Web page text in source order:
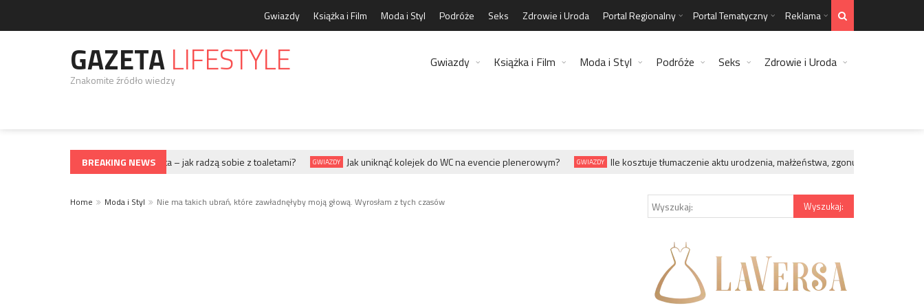
Gwiazdy Książka i Film Moda i Styl Podróże Seks Zdrowie i Uroda Portal Regionalny Portal Tematyczny Reklama
GAZETALIFESTYLE
Znakomite źródło wiedzy
Gwiazdy Książka i Film Moda i Styl Podróże Seks Zdrowie i Uroda
BREAKING NEWS
Największe festiwale świata – jak radzą sobie z toaletami? GWIAZDY Jak uniknąć kolejek do WC na evencie plenerowym? GWIAZDY Ile kosztuje tłumaczenie aktu urodzenia, małżeństwa, zgonu?
Home Moda i Styl Nie ma takich ubrań, które zawładnęłyby moją głową. Wyrosłam z tych czasów